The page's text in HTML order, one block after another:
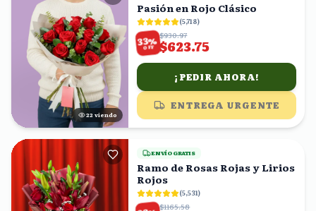
23 viendo
Pasión en Rojo Clásico
(5,718)
33%
OFF
$930.97
$623.75
¡PEDIR AHORA!
ENTREGA URGENTE
ENVÍO GRATIS
Ramo de Rosas Rojas y Lirios
Rojos
(5,531)
$1165.58